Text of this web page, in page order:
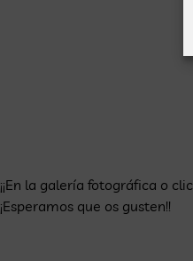
¡¡En la galería fotográfica o
¡Esperamos que os gusten!!